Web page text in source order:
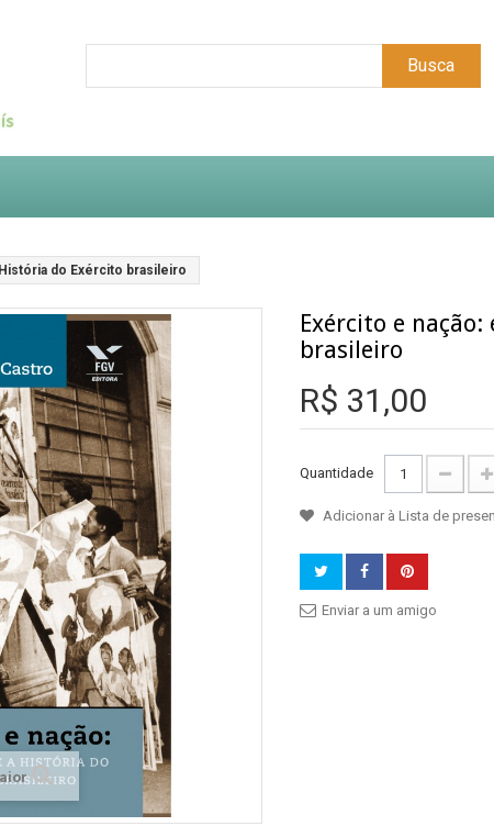
Busca
do Exército brasileiro
Exército e
brasileiro
R$ 31,00
Quantidade
Adicionar à Lista de
Enviar a um amigo